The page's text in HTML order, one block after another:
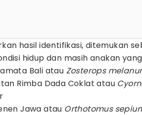
hasil identifikasi, ditemukan
hidup dan masih anakan
Bali atau Zosterops
Rimba Dada Coklat atau
Jawa atau Orthotomus